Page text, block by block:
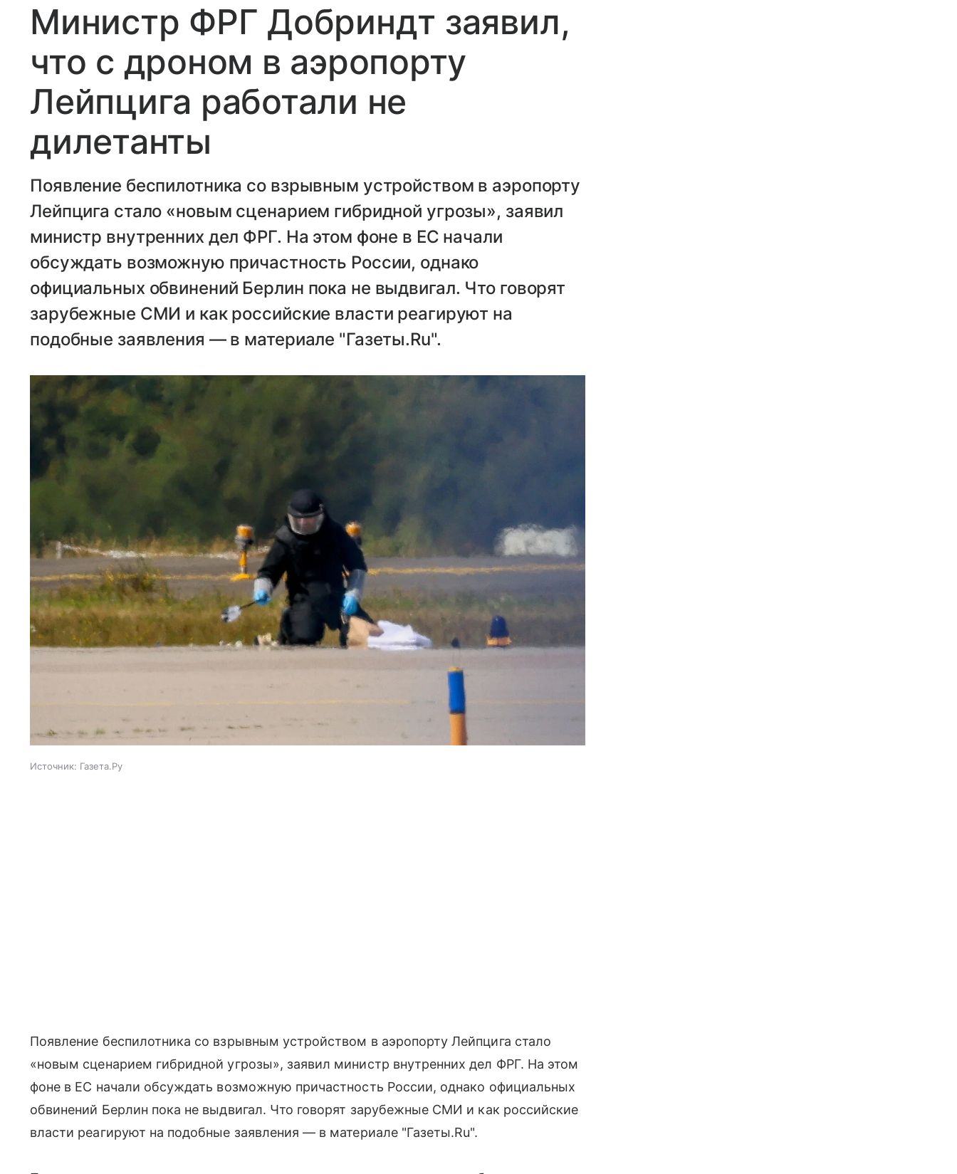
Министр ФРГ Добриндт заявил,
что с дроном в аэропорту
Лейпцига работали не
дилетанты
Появление беспилотника со взрывным устройством в аэропорту
Лейпцига стало «новым сценарием гибридной угрозы», заявил
министр внутренних дел ФРГ. На этом фоне в ЕС начали
обсуждать возможную причастность России, однако
официальных обвинений Берлин пока не выдвигал. Что говорят
зарубежные СМИ и как российские власти реагируют на
подобные заявления — в материале "Газеты.Ru".
Источник: Газета.Ру
Появление беспилотника со взрывным устройством в аэропорту Лейпцига стало
«новым сценарием гибридной угрозы», заявил министр внутренних дел ФРГ. На этом
фоне в ЕС начали обсуждать возможную причастность России, однако официальных
обвинений Берлин пока не выдвигал. Что говорят зарубежные СМИ и как российские
власти реагируют на подобные заявления — в материале "Газеты.Ru".